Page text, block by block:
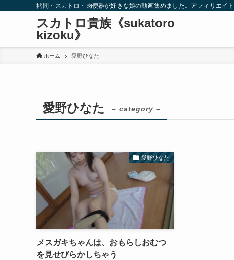
拷問・スカトロ・肉便器が好きな娘の動画集めました。アフィリエイ
スカトロ貴族《sukatoro
kizoku》
ホーム 愛野ひなた
愛野ひなた – category –
愛野ひなた
メスガキちゃんは、おもらしおむつ
を見せびらかしちゃう